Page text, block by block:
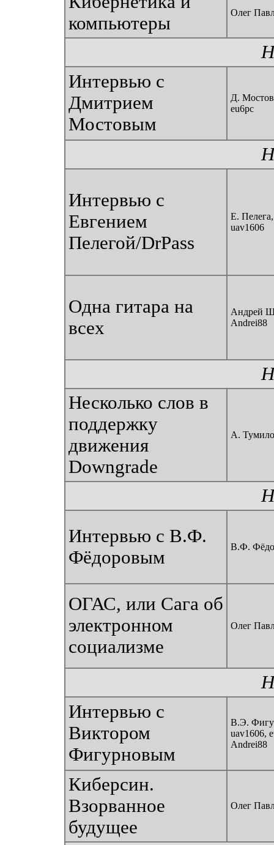
компьютеры
Олег
Интервью с
Дмитрием
Мостовым
Д.
eu6pc
Интервью с
Евгением
Пелегой/DrPass
Е.
uav1606
Одна гитара на
всех
Андрей
Andrei88
Несколько слов в
поддержку
движения
Downgrade
А.
Интервью с В.Ф.
Фёдоровым
В.Ф.
ОГАС, или Сага об
электронном
социализме
Олег
Интервью с
Виктором
Фигурновым
В.Э.
uav1606,
Andrei88
Киберсин.
Взорванное
будущее
Олег